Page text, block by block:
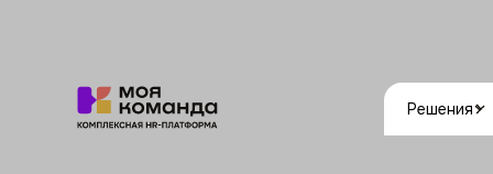
Решения